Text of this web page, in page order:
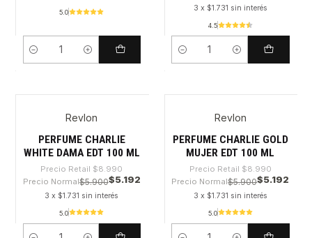
5.0
Cantidad
3 x $1.731 sin interés
4.5
Cantidad
Revlon
PERFUME CHARLIE
WHITE DAMA EDT 100 ML
Precio Retail $8.990
Precio Normal$5.900$5.192
3 x $1.731 sin interés
5.0
Revlon
PERFUME CHARLIE GOLD
MUJER EDT 100 ML
Precio Retail $8.990
Precio Normal$5.900$5.192
3 x $1.731 sin interés
5.0